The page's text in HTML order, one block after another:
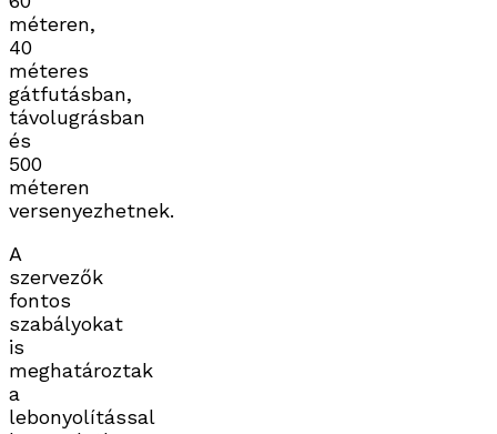
méteren,
40
méteres
gátfutásban,
távolugrásban
és
500
méteren
versenyezhetnek.
A
szervezők
fontos
szabályokat
is
meghatároztak
a
lebonyolítással